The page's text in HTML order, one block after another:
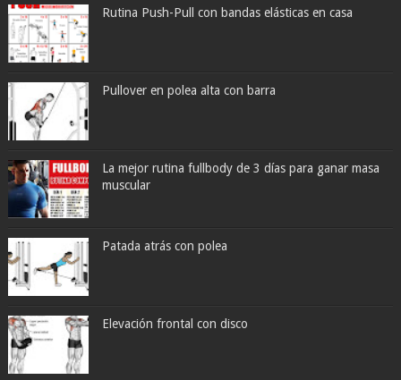
Rutina Push-Pull con bandas elásticas en casa
Pullover en polea alta con barra
La mejor rutina fullbody de 3 días para ganar masa
muscular
Patada atrás con polea
Elevación frontal con disco